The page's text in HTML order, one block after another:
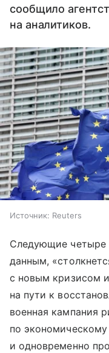
сообщило
на аналитиков.
Источник: Reuters
Следующие четыре
данным,
с новым кризисом
на пути к
военная кампания
по
и одновременно